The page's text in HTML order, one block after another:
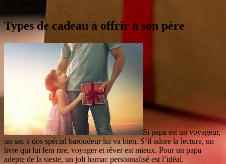
Types de cadeau à offrir à son père
Si papa est un voyageur,
un sac à dos spécial baroudeur lui va bien. S’il adore la lecture, un
livre qui lui fera rire, voyager et rêver est mieux. Pour un papa
adepte de la sieste, un joli hamac personnalisé est l’idéal.